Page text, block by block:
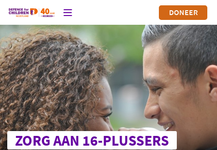
DONEER
ZORG AAN 16-PLUSSERS